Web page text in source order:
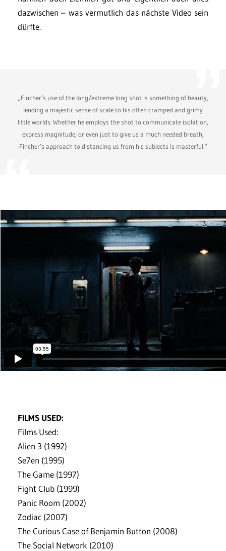
dazwischen – was vermutlich das nächste Video sein
dürfte.
„Fincher’s use of the long/extreme long shot is something of beauty,
lending a majestic sense of scale to his often cramped and grimy
little worlds. Whether he employs the shot to communicate isolation,
express magnitude, or even just to give us a much needed breath,
Fincher’s approach to distancing us from his subjects is masterful.“
FILMS USED:
Films Used:
Alien 3 (1992)
Se7en (1995)
The Game (1997)
Fight Club (1999)
Panic Room (2002)
Zodiac (2007)
The Curious Case of Benjamin Button (2008)
The Social Network (2010)